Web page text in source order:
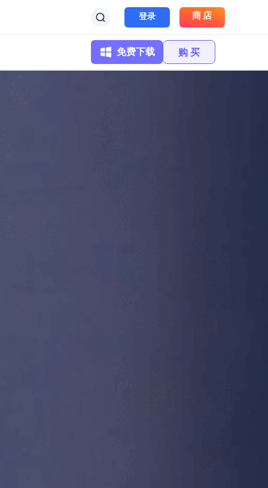
登录 商店
免费下载 购 买